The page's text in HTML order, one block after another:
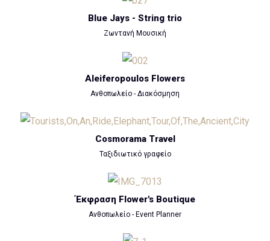
Blue Jays - String trio
Ζωντανή Μουσική
Aleiferopoulos Flowers
Ανθοπωλείο - Διακόσμηση
Cosmorama Travel
Ταξιδιωτικό γραφείο
Έκφραση Flower's Boutique
Ανθοπωλείο - Event Planner